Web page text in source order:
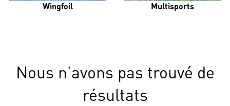
Wingfoil Multisports
Nous n’avons pas trouvé de
résultats